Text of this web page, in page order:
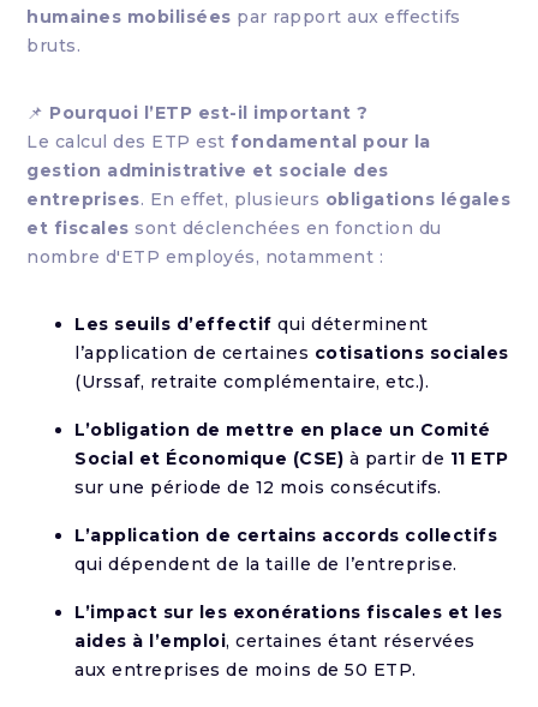
humaines mobilisées par rapport aux effectifs
bruts.
📌 Pourquoi l’ETP est-il important ?
Le calcul des ETP est fondamental pour la
gestion administrative et sociale des
entreprises. En effet, plusieurs obligations légales
et fiscales sont déclenchées en fonction du
nombre d'ETP employés, notamment :
Les seuils d’effectif qui déterminent
l’application de certaines cotisations sociales
(Urssaf, retraite complémentaire, etc.).
L’obligation de mettre en place un Comité
Social et Économique (CSE) à partir de 11 ETP
sur une période de 12 mois consécutifs.
L’application de certains accords collectifs
qui dépendent de la taille de l’entreprise.
L’impact sur les exonérations fiscales et les
aides à l’emploi, certaines étant réservées
aux entreprises de moins de 50 ETP.